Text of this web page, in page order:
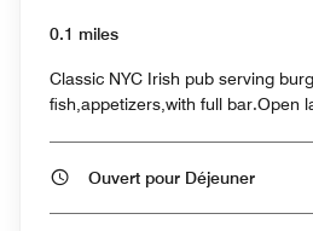
0.1 miles
Classic NYC Irish pub serving
fish,appetizers,with full bar.Open
Ouvert pour Déjeuner